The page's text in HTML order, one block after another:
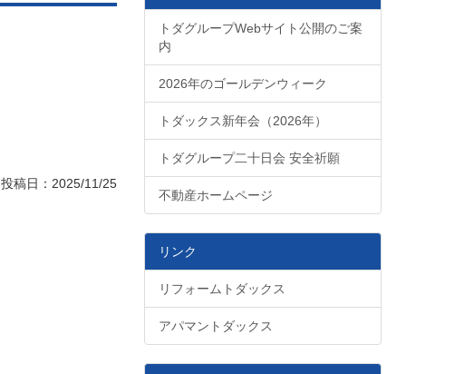
投稿日：2025/11/25
トダグループWebサイト公開のご案
内
2026年のゴールデンウィーク
トダックス新年会（2026年）
トダグループ二十日会 安全祈願
不動産ホームページ
リンク
リフォームトダックス
アパマントダックス